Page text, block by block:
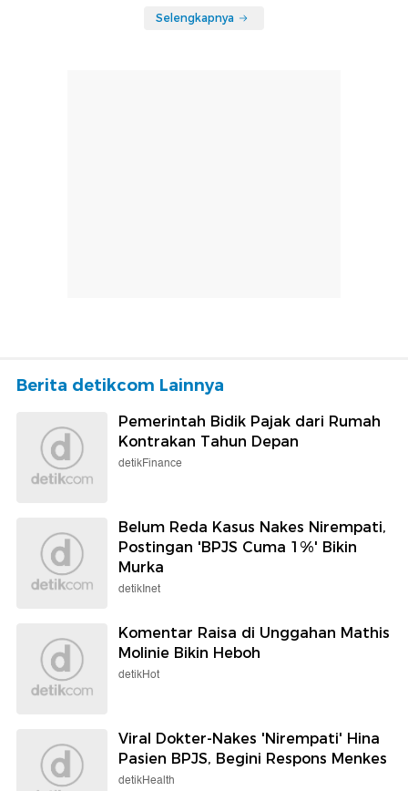
Selengkapnya
Berita detikcom Lainnya
Pemerintah Bidik Pajak dari Rumah
Kontrakan Tahun Depan
detikFinance
Belum Reda Kasus Nakes Nirempati,
Postingan 'BPJS Cuma 1%' Bikin
Murka
detikInet
Komentar Raisa di Unggahan Mathis
Molinie Bikin Heboh
detikHot
Viral Dokter-Nakes 'Nirempati' Hina
Pasien BPJS, Begini Respons Menkes
detikHealth